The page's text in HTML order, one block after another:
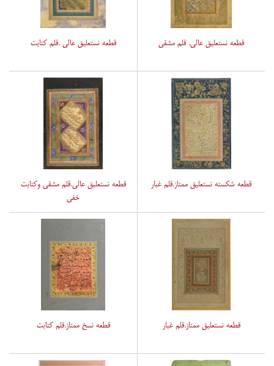
قطعه نستعلیق عالی .قلم کتابت قطعه نستعلیق عالی. قلم مشقی
قطعه نستعلیق عالی.قلم مشقی وکتابت
خفی
قطعه شکسته نستعلیق ممتاز.قلم غبار
قطعه نسخ ممتاز.قلم کتابت قطعه نستعلیق ممتاز.قلم غبار